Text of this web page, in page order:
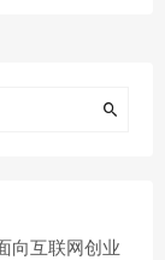
向互联网创业